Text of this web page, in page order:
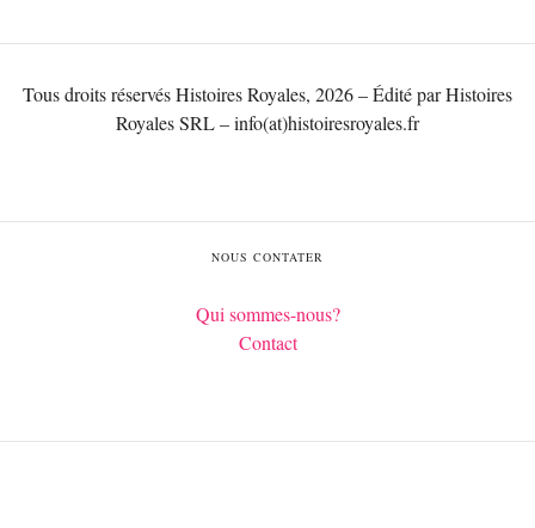
Tous droits réservés Histoires Royales, 2026 – Édité par Histoires
Royales SRL – info(at)histoiresroyales.fr
NOUS CONTATER
Qui sommes-nous?
Contact